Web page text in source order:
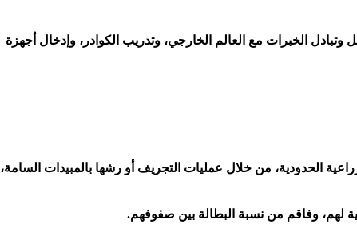
وتبادل الخبرات مع العالم الخارجي، وتدريب الكوادر، وإدخال أجهزة
الحدودية، من خلال عمليات التجريف أو رشها بالمبيدات السامة،
لهم، وفاقم من نسبة البطالة بين صفوفهم.